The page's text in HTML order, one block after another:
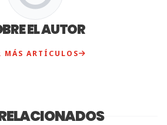
EL AUTOR
MÁS ARTÍCULOS